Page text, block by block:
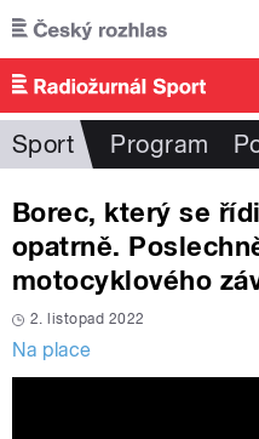
Přejít k hlavnímu obsahu
Sport Program
Borec, který se
opatrně.
motocyklového
2. listopad 2022
Na place